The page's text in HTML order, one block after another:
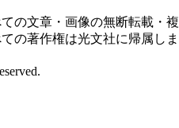
の文章・画像の無断転載・複
の著作権は光文社に帰属しま